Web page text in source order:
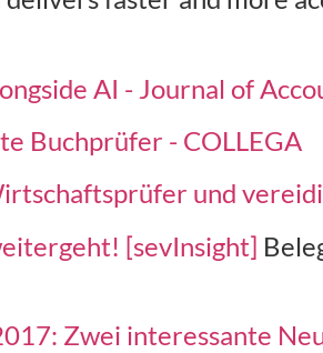
AI - Journal of
Buchprüfer - COLLEGA
und
[sevInsight]
Zwei interessante